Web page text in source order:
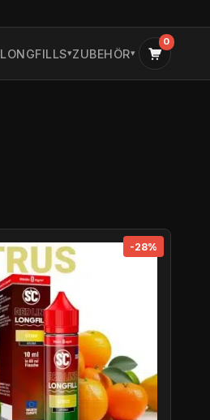
LONGFILLS ZUBEHÖR
0
-28%